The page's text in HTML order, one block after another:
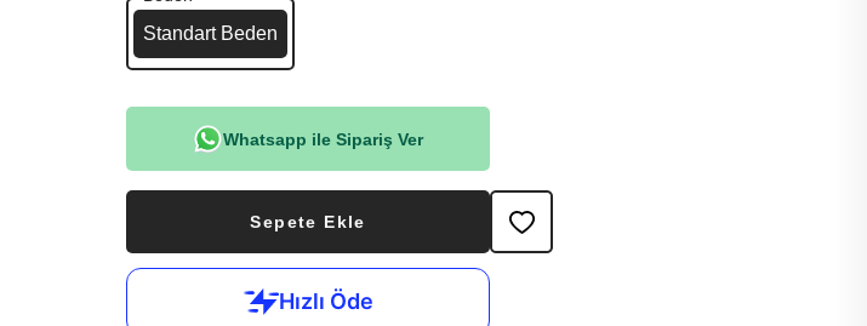
Standart Beden
Whatsapp ile Sipariş Ver
Sepete Ekle